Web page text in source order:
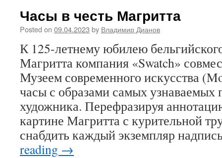
Часы в честь Магритта
Posted on 09.04.2023 by Владимир Дианов
К 125-летнему юбилею
Магритта компания «Swatch»
Музеем современного искусства
часы с образами самых узнаваемых
художника. Перефразируя
картине Магритта с курительной
снабдить каждый экземпляр
reading →